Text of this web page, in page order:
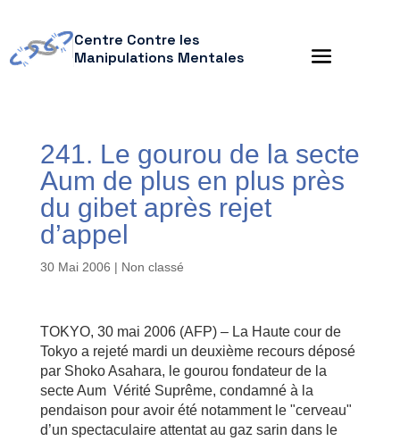
Centre Contre les
Manipulations Mentales
241. Le gourou de la secte
Aum de plus en plus près
du gibet après rejet
d’appel
30 Mai 2006 | Non classé
TOKYO, 30 mai 2006 (AFP) – La Haute cour de
Tokyo a rejeté mardi un deuxième recours déposé
par Shoko Asahara, le gourou fondateur de la
secte Aum Vérité Suprême, condamné à la
pendaison pour avoir été notamment le "cerveau"
d’un spectaculaire attentat au gaz sarin dans le